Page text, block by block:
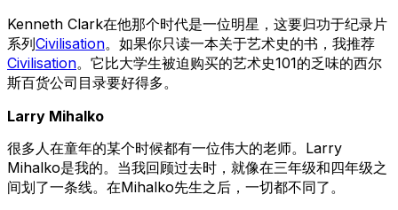
Kenneth Clark在他那个时代是一位明星，这要归功于纪录片
系列Civilisation。如果你只读一本关于艺术史的书，我推荐
Civilisation。它比大学生被迫购买的艺术史101的乏味的西尔
斯百货公司目录要好得多。
Larry Mihalko
很多人在童年的某个时候都有一位伟大的老师。Larry
Mihalko是我的。当我回顾过去时，就像在三年级和四年级之
间划了一条线。在Mihalko先生之后，一切都不同了。